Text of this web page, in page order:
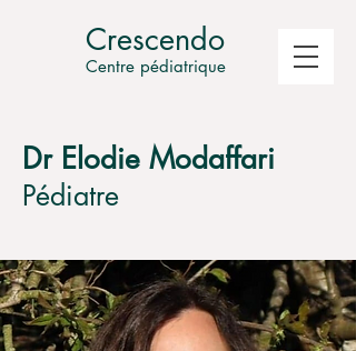
Centre pédiatrique
Crescendo
Dr Elodie Modaffari
Pédiatre